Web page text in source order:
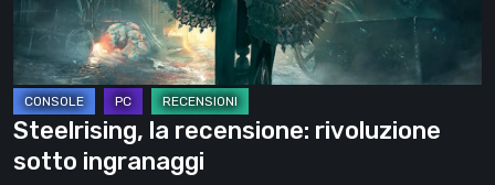
Steelrising, la recensione: rivoluzione
sotto ingranaggi